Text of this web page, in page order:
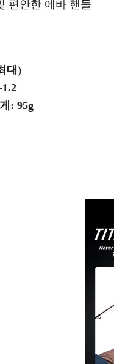
편안한 에바 핸들
대)
: 95g